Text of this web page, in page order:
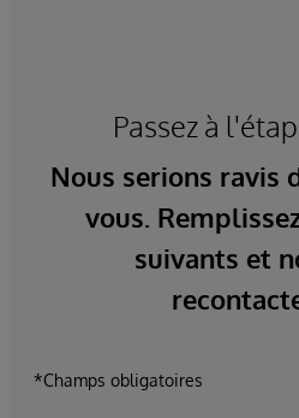
Passez à
Nous serions ravis
vous.
suivants et
*Champs obligatoires